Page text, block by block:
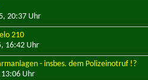
20:37 Uhr
210
16:42 Uhr
- insbes. dem Polizeinotruf !?
Uhr